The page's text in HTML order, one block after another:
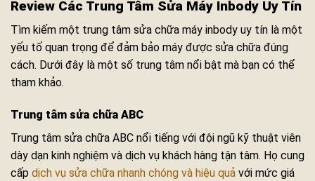
Review Các Trung Tâm Sửa Máy Inbody Uy Tín
Tìm kiếm một trung tâm sửa chữa máy inbody uy tín là một
yếu tố quan trọng để đảm bảo máy được sửa chữa đúng
cách. Dưới đây là một số trung tâm nổi bật mà bạn có thể
tham khảo.
Trung tâm sửa chữa ABC
Trung tâm sửa chữa ABC nổi tiếng với đội ngũ kỹ thuật viên
dày dạn kinh nghiệm và dịch vụ khách hàng tận tâm. Họ cung
cấp dịch vụ sửa chữa nhanh chóng và hiệu quả với mức giá